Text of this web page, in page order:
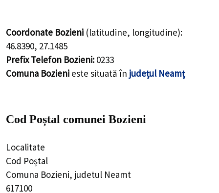
Coordonate Bozieni (latitudine, longitudine):
46.8390, 27.1485
Prefix Telefon Bozieni: 0233
Comuna Bozieni este situată în județul Neamț
Cod Poștal comunei Bozieni
Localitate
Cod Poștal
Comuna Bozieni, judetul Neamt
617100